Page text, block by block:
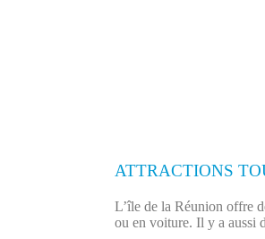
ATTRACTIONS
L’île de la Réunion offre
ou en voiture. Il y a aussi